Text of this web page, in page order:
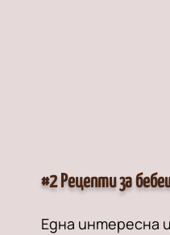
#2 Рецепти за
Една интересна